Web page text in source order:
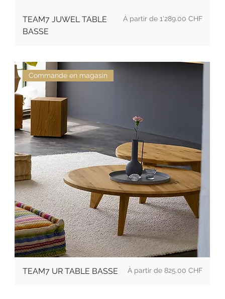
TEAM7 JUWEL TABLE
BASSE
Prix 1'289.00 CHF
Commande en magasin
TEAM7 UR TABLE BASSE Prix 825.00 CHF